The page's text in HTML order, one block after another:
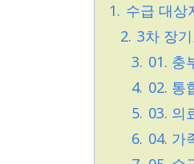
1. 수급 대상
2. 3차 장
3. 01. 충
4. 02. 통
5. 03. 의
6. 04. 가